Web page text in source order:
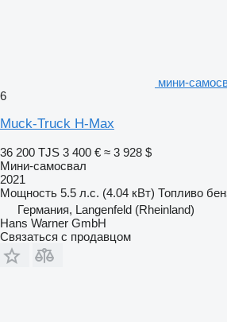
мини-
6
Muck-Truck H-Max
36 200 TJS 3 400 € ≈ 3 928 $
Мини-самосвал
2021
Мощность 5.5 л.с. (4.04 кВт) Топливо
Германия, Langenfeld (Rheinland)
Hans Warner GmbH
Связаться с продавцом